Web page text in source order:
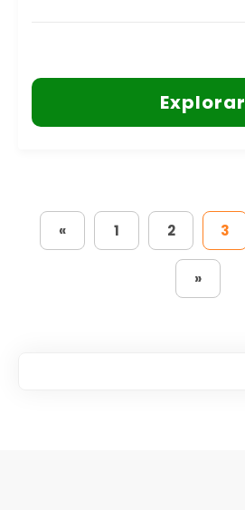
Explorar
« 1 2 3
»